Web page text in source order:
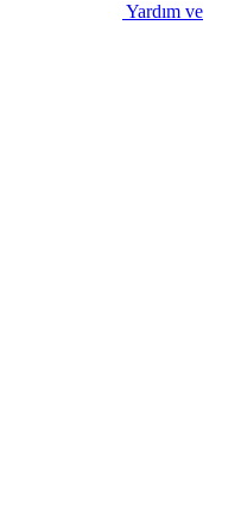
Yardım ve